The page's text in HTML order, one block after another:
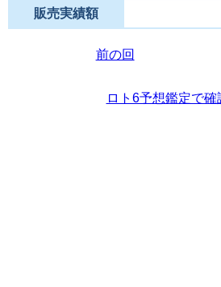
販売実績額
前の回
ロト6予想鑑定で確